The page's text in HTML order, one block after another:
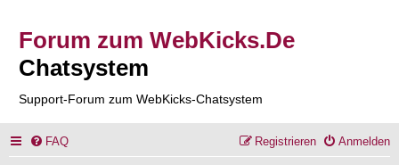
Forum zum WebKicks.De
Chatsystem
Support-Forum zum WebKicks-Chatsystem
FAQ Anmelden
Registrieren